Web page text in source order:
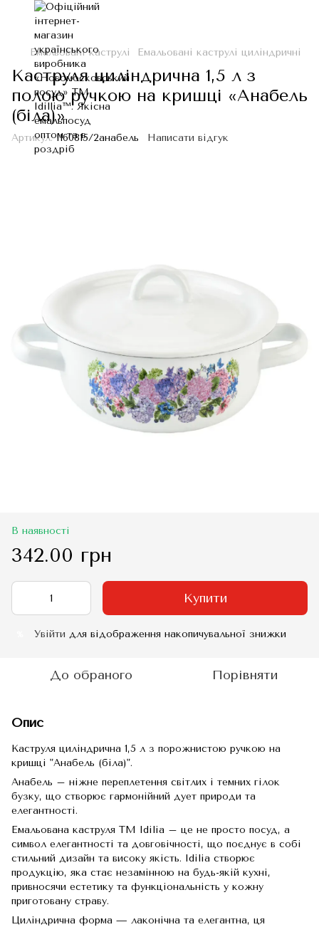
Емальовані каструлі Емальовані каструлі циліндричні
Каструля циліндрична 1,5 л з
полою ручкою на кришці «Анабель
(біла)»
Артикул:I160815/2анабель Написати відгук
В наявності
342.00 грн
Купити
Увійти для відображення накопичувальної знижки
До обраного Порівняти
Опис
Каструля циліндрична 1,5 л з порожнистою ручкою на
кришці "Анабель (біла)".
Анабель – ніжне переплетення світлих і темних гілок
бузку, що створює гармонійний дует природи та
елегантності.
Емальована каструля TM Idilia – це не просто посуд, а
символ елегантності та довговічності, що поєднує в собі
стильний дизайн та високу якість. Idilia створює
продукцію, яка стає незамінною на будь-якій кухні,
привносячи естетику та функціональність у кожну
приготовану страву.
Циліндрична форма — лаконічна та елегантна, ця